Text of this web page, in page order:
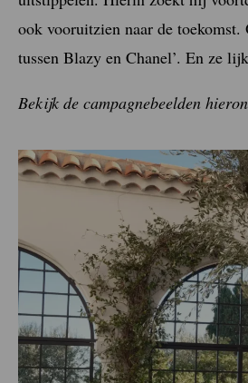
ook vooruitzien naar de toekomst.
tussen Blazy en Chanel’. En ze
Bekijk de campagnebeelden